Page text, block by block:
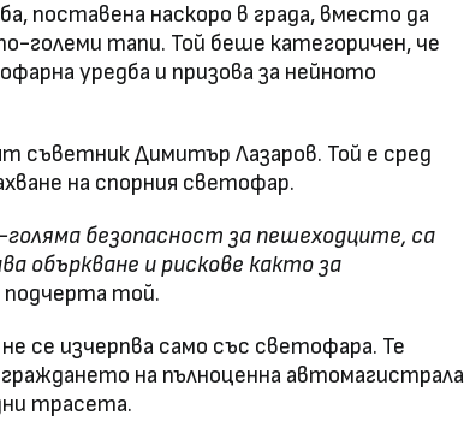
поставена наскоро в града, вместо да
големи тапи. Той беше категоричен, че
уредба и призова за нейното
съветник Димитър Лазаров. Той е сред
на спорния светофар.
безопасност за пешеходците, са
объркване и рискове както за
подчерта той.
се изчерпва само със светофара. Те
на пълноценна автомагистрала
трасета.